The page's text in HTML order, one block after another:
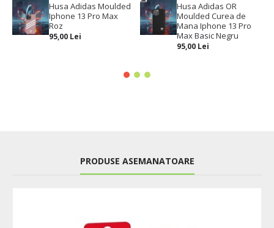
Husa Adidas Moulded
Iphone 13 Pro Max
Roz
95,00 Lei
Husa Adidas OR
Moulded Curea de
Mana Iphone 13 Pro
Max Basic Negru
95,00 Lei
PRODUSE ASEMANATOARE